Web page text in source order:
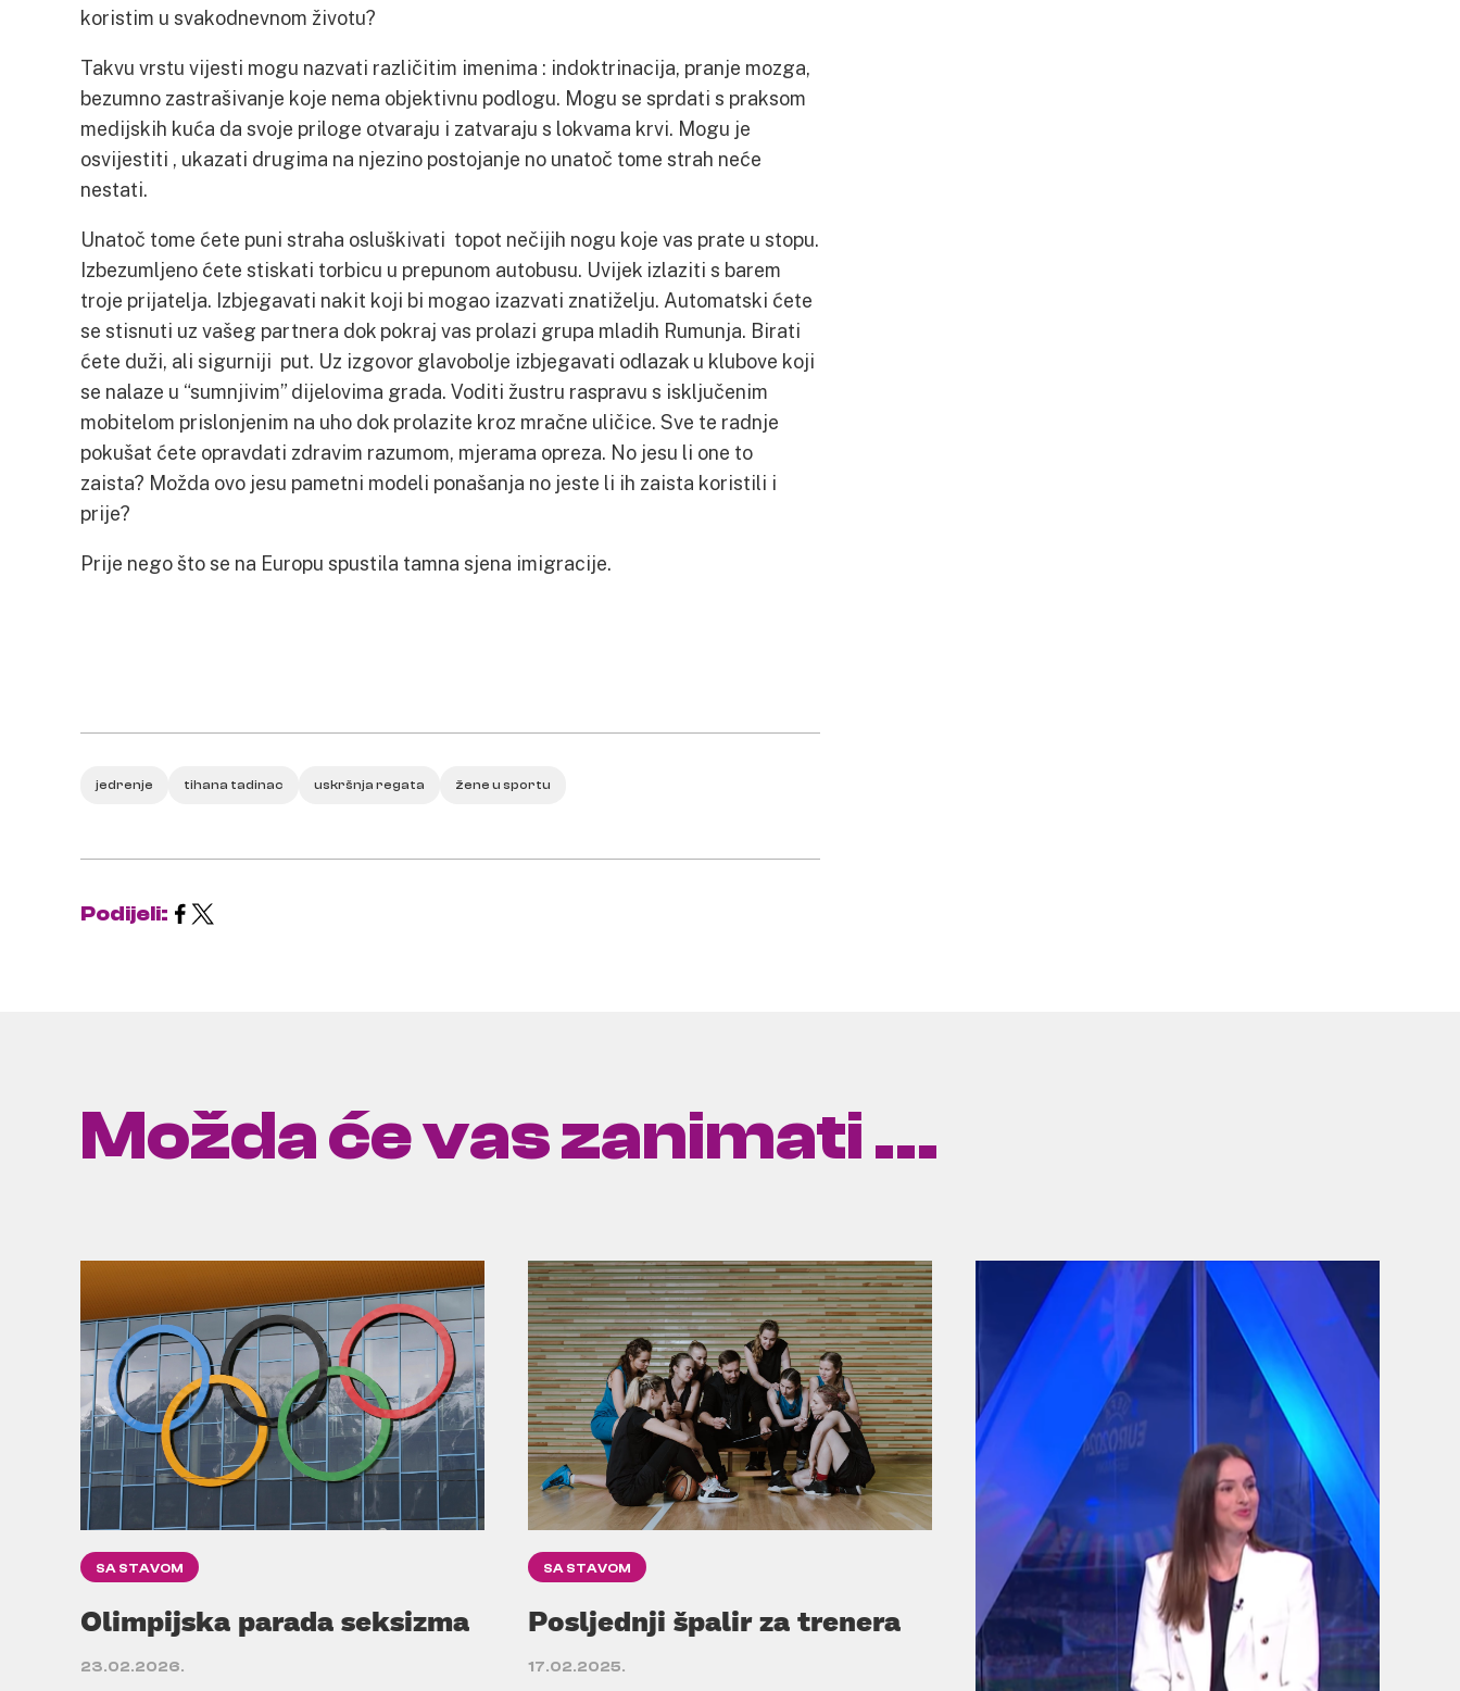
koristim u svakodnevnom životu?
Takvu vrstu vijesti mogu nazvati različitim imenima : indoktrinacija, pranje mozga,
bezumno zastrašivanje koje nema objektivnu podlogu. Mogu se sprdati s praksom
medijskih kuća da svoje priloge otvaraju i zatvaraju s lokvama krvi. Mogu je
osvijestiti , ukazati drugima na njezino postojanje no unatoč tome strah neće
nestati.
Unatoč tome ćete puni straha osluškivati topot nečijih nogu koje vas prate u stopu.
Izbezumljeno ćete stiskati torbicu u prepunom autobusu. Uvijek izlaziti s barem
troje prijatelja. Izbjegavati nakit koji bi mogao izazvati znatiželju. Automatski ćete
se stisnuti uz vašeg partnera dok pokraj vas prolazi grupa mladih Rumunja. Birati
ćete duži, ali sigurniji put. Uz izgovor glavobolje izbjegavati odlazak u klubove koji
se nalaze u “sumnjivim” dijelovima grada. Voditi žustru raspravu s isključenim
mobitelom prislonjenim na uho dok prolazite kroz mračne uličice. Sve te radnje
pokušat ćete opravdati zdravim razumom, mjerama opreza. No jesu li one to
zaista? Možda ovo jesu pametni modeli ponašanja no jeste li ih zaista koristili i
prije?
Prije nego što se na Europu spustila tamna sjena imigracije.
jedrenje tihana tadinac uskršnja regata žene u sportu
Podijeli:
Možda će vas zanimati ...
SA STAVOM
Olimpijska parada seksizma
23.02.2026.
SA STAVOM
Posljednji špalir za trenera
17.02.2025.